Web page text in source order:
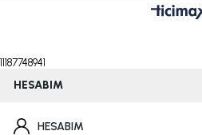
11187748941
HESABIM
HESABIM